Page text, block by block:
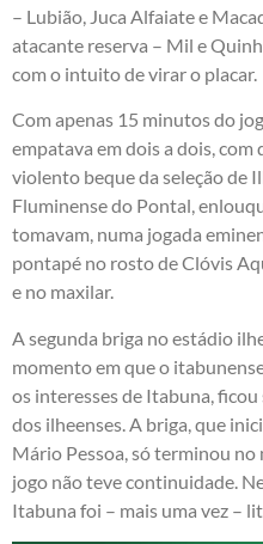
– Lubião, Juca Alfaiate e
atacante reserva – Mil e
com o intuito de virar o placar.
Com apenas 15 minutos do
empatava em dois a dois, com
violento beque da seleção de
Fluminense do Pontal,
tomavam, numa jogada
pontapé no rosto de Clóvis
e no maxilar.
A segunda briga no estádio
momento em que o
os interesses de Itabuna,
dos ilheenses. A briga, que
Mário Pessoa, só terminou
jogo não teve continuidade.
Itabuna foi – mais uma vez –